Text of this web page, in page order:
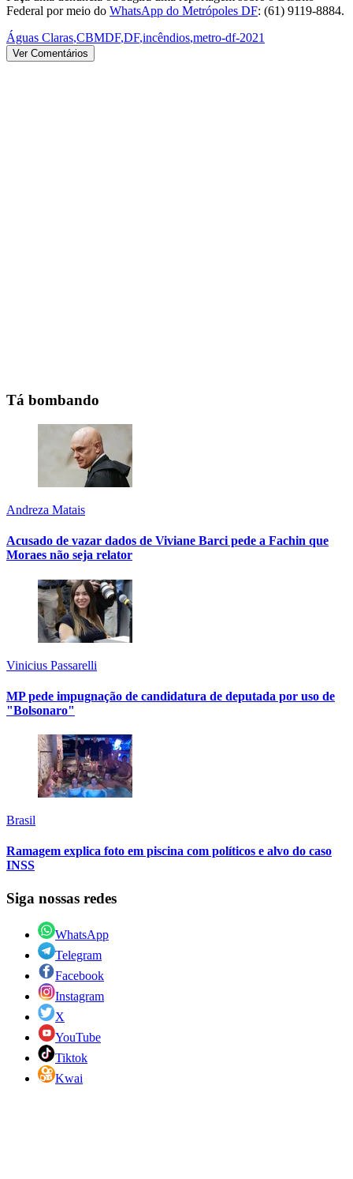
Federal por meio do WhatsApp do Metrópoles DF: (61) 9119-8884.
Águas Claras,CBMDF,DF,incêndios,metro-df-2021
Ver Comentários
Tá bombando
Andreza Matais
Acusado de vazar dados de Viviane Barci pede a Fachin que
Moraes não seja relator
Vinicius Passarelli
MP pede impugnação de candidatura de deputada por uso de
"Bolsonaro"
Brasil
Ramagem explica foto em piscina com políticos e alvo do caso
INSS
Siga nossas redes
WhatsApp
Telegram
Facebook
Instagram
X
YouTube
Tiktok
Kwai